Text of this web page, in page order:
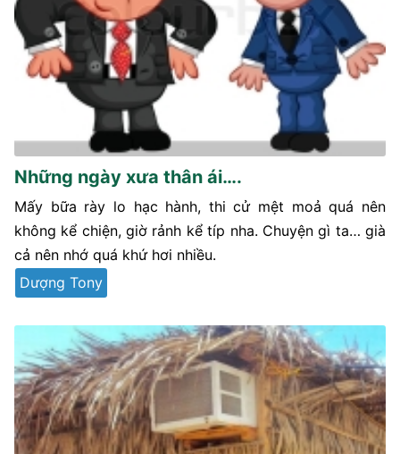
Những ngày xưa thân ái….
Mấy bữa rày lo hạc hành, thi cử mệt moả quá nên
không kể chiện, giờ rảnh kể típ nha. Chuyện gì ta… già
cả nên nhớ quá khứ hơi nhiều.
Dượng Tony